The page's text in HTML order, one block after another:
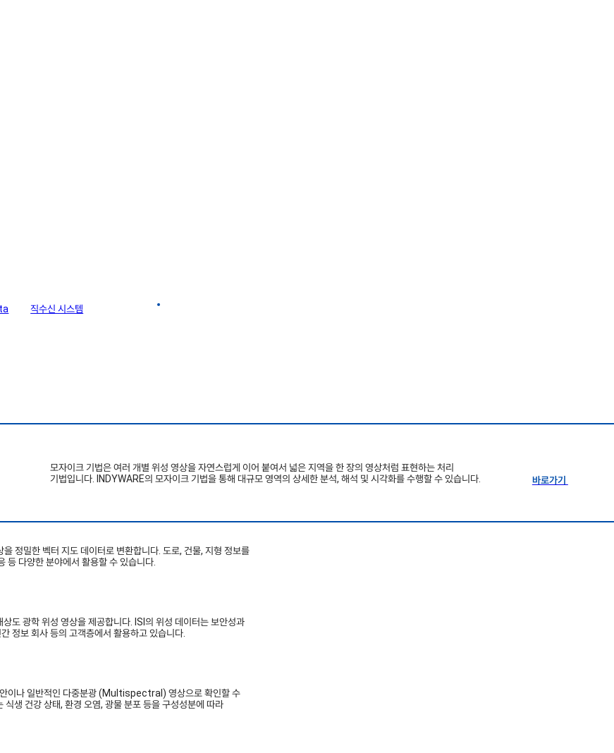
직수신 시스템
모자이크 기법은 여러 개별 위성 영상을 자연스럽게 이어 붙여서 넓은 지역을 한 장의 영상처럼 표현하는 처리
기법입니다. INDYWARE의 모자이크 기법을 통해 대규모 영역의 상세한 분석, 해석 및 시각화를 수행할 수 있습니다.
바로가기
정밀한 벡터 지도 데이터로 변환합니다. 도로, 건물, 지형 정보를
등 다양한 분야에서 활용할 수 있습니다.
광학 위성 영상을 제공합니다. ISI의 위성 데이터는 보안성과
정보 회사 등의 고객층에서 활용하고 있습니다.
나 일반적인 다중분광 (Multispectral) 영상으로 확인할 수
생 건강 상태, 환경 오염, 광물 분포 등을 구성성분에 따라